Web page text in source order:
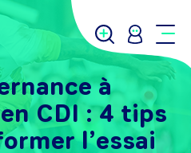
à
CDI : 4 tips
l’essai